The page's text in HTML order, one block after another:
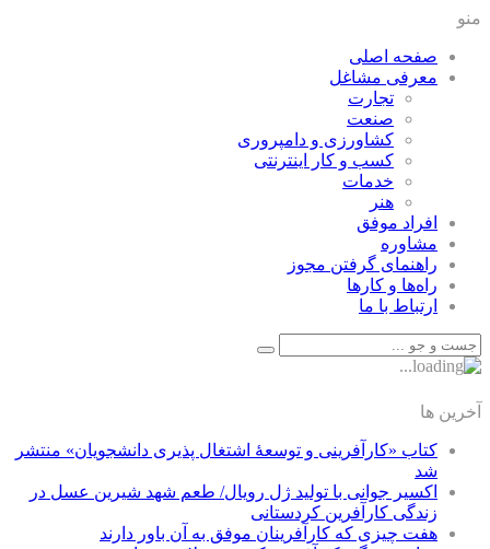
منو
صفحه اصلی
معرفی مشاغل
تجارت
صنعت
كشاورزی و دامپروری
كسب و كار اينترنتی
خدمات
هنر
افراد موفق
مشاوره
راهنمای گرفتن مجوز
راه‌ها و كارها
ارتباط با ما
آخرین ها
کتاب «کارآفرینی و توسعۀ اشتغال پذیری دانشجویان» منتشر
شد
اکسیر جوانی با تولید ژل رویال/ طعم شهد شیرین عسل‌ در
زندگی کارآفرین کردستانی
هفت چیزی که کارآفرینان موفق به آن باور دارند